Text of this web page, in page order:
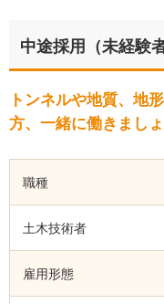
中途採用（未経験者
トンネルや地質、地
方、一緒に働きましょ
職種
土木技術者
雇用形態